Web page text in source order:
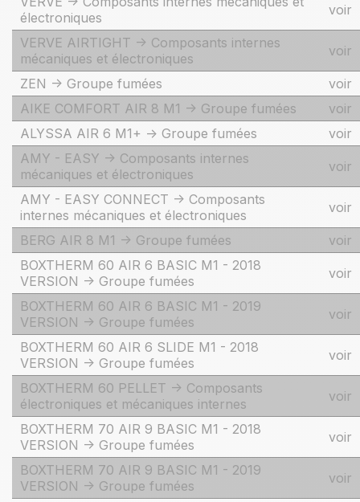
électroniques
voir
VERVE AIRTIGHT -> Composants internes
mécaniques et électroniques
voir
ZEN -> Groupe fumées
voir
AIKE COMFORT AIR 8 M1 -> Groupe fumées
voir
ALYSSA AIR 6 M1+ -> Groupe fumées
voir
AMY - EASY -> Composants internes
mécaniques et électroniques
voir
AMY - EASY CONNECT -> Composants
internes mécaniques et électroniques
voir
BERG AIR 8 M1 -> Groupe fumées
voir
BOXTHERM 60 AIR 6 BASIC M1 - 2018
VERSION -> Groupe fumées
voir
BOXTHERM 60 AIR 6 BASIC M1 - 2019
VERSION -> Groupe fumées
voir
BOXTHERM 60 AIR 6 SLIDE M1 - 2018
VERSION -> Groupe fumées
voir
BOXTHERM 60 PELLET -> Composants
électroniques et mécaniques internes
voir
BOXTHERM 70 AIR 9 BASIC M1 - 2018
VERSION -> Groupe fumées
voir
BOXTHERM 70 AIR 9 BASIC M1 - 2019
VERSION -> Groupe fumées
voir